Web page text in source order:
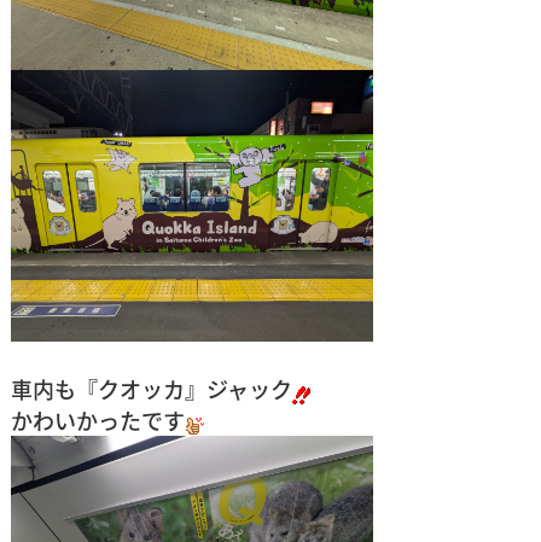
車内も『クオッカ』ジャック
かわいかったです